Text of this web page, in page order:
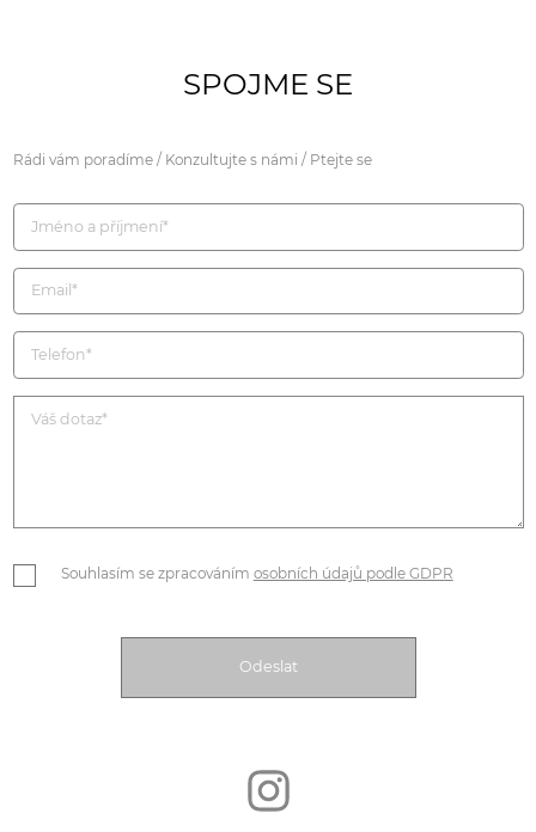
SPOJME SE
Rádi vám poradíme / Konzultujte s námi / Ptejte se
Souhlasím se zpracováním osobních údajů podle GDPR